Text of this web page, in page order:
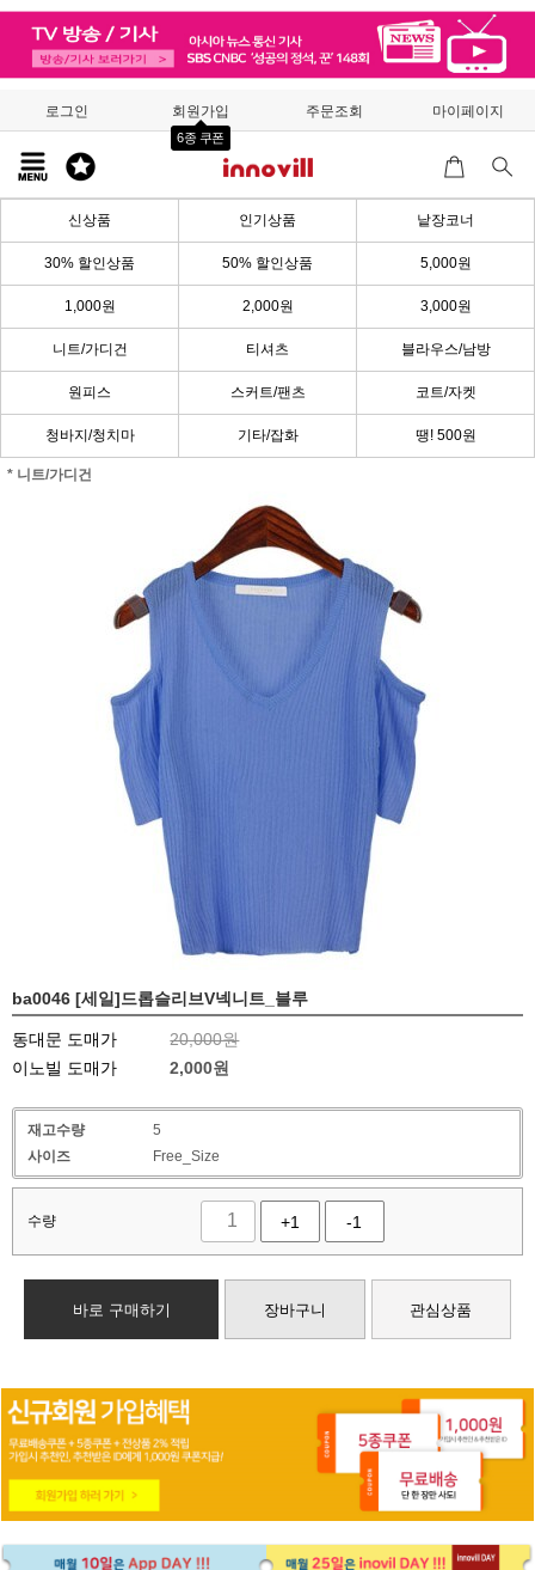
로그인 회원가입
6종 쿠폰
주문조회 마이페이지
신상품 인기상품 낱장코너
30% 할인상품 50% 할인상품 5,000원
1,000원 2,000원 3,000원
니트/가디건 티셔츠 블라우스/남방
원피스 스커트/팬츠 코트/자켓
청바지/청치마 기타/잡화 땡! 500원
* 니트/가디건
ba0046 [세일]드롭슬리브V넥니트_블루
동대문 도매가
20,000원
이노빌 도매가
2,000원
재고수량
5
사이즈
Free_Size
수량 +1 -1
바로 구매하기 장바구니 관심상품